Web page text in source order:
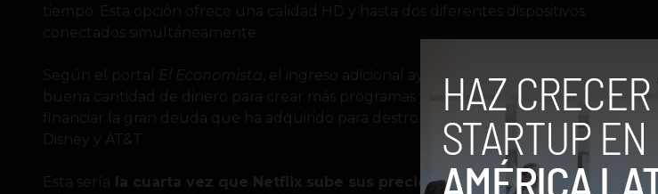
tiempo. Esta opción ofrece una calidad HD y hasta dos diferentes dispositivos
conectados simultáneamente.
Según el portal El Economista , el ingreso adicional ayudará a Netflix a pagar una
buena cantidad de dinero para crear más programas y películas originales, además de
financiar la gran deuda que ha adquirido para destronar a competidores como Amazon,
Disney y AT&T.
Esta sería la cuarta vez que Netflix sube sus preciosen Estados Unidos, el aumento